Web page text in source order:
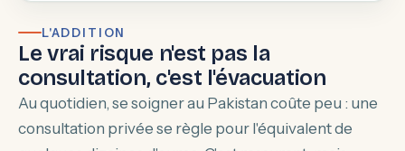
L'ADDITION
Le vrai risque n'est pas la
consultation, c'est l'évacuation
Au quotidien, se soigner au Pakistan coûte peu : une
consultation privée se règle pour l'équivalent de